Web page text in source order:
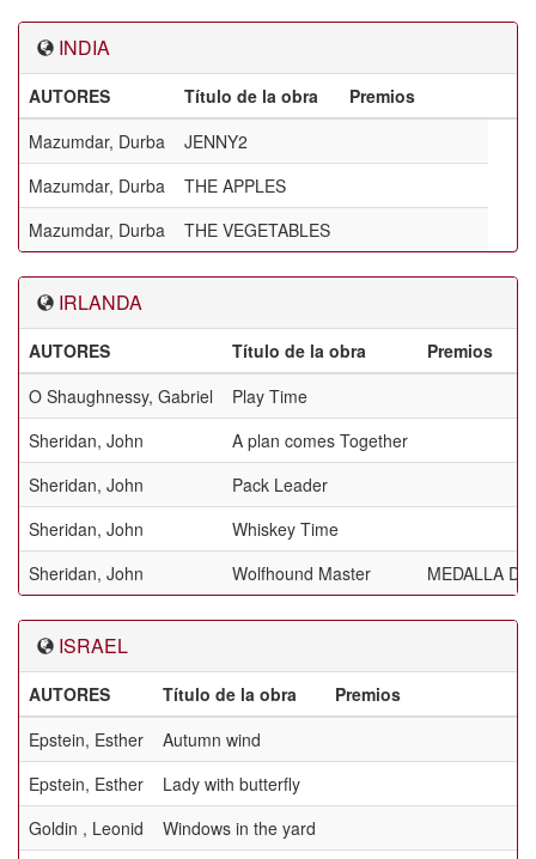
INDIA
AUTORES Título de la obra
Premios
Mazumdar, Durba
JENNY2
Mazumdar, Durba
THE APPLES
Mazumdar, Durba
THE VEGETABLES
IRLANDA
AUTORES Título de la obra
Premios
O Shaughnessy, Gabriel
Play Time
Sheridan, John
A plan comes Together
Sheridan, John
Pack Leader
Sheridan, John
Whiskey Time
Sheridan, John
Wolfhound Master MEDALLA
ISRAEL
AUTORES Título de la obra
Premios
Epstein, Esther
Autumn wind
Epstein, Esther
Lady with butterfly
Goldin , Leonid
Windows in the yard